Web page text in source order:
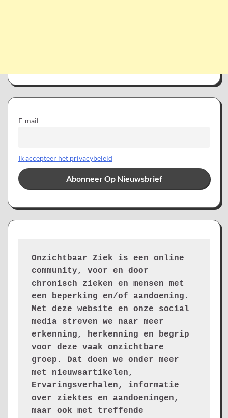
E-mail
Ik accepteer het privacybeleid
Onzichtbaar Ziek is een online
community, voor en door
chronisch zieken en mensen met
een beperking en/of aandoening.
Met deze website en onze social
media streven we naar meer
erkenning, herkenning en begrip
voor deze vaak onzichtbare
groep. Dat doen we onder meer
met nieuwsartikelen,
Ervaringsverhalen, informatie
over ziektes en aandoeningen,
maar ook met treffende